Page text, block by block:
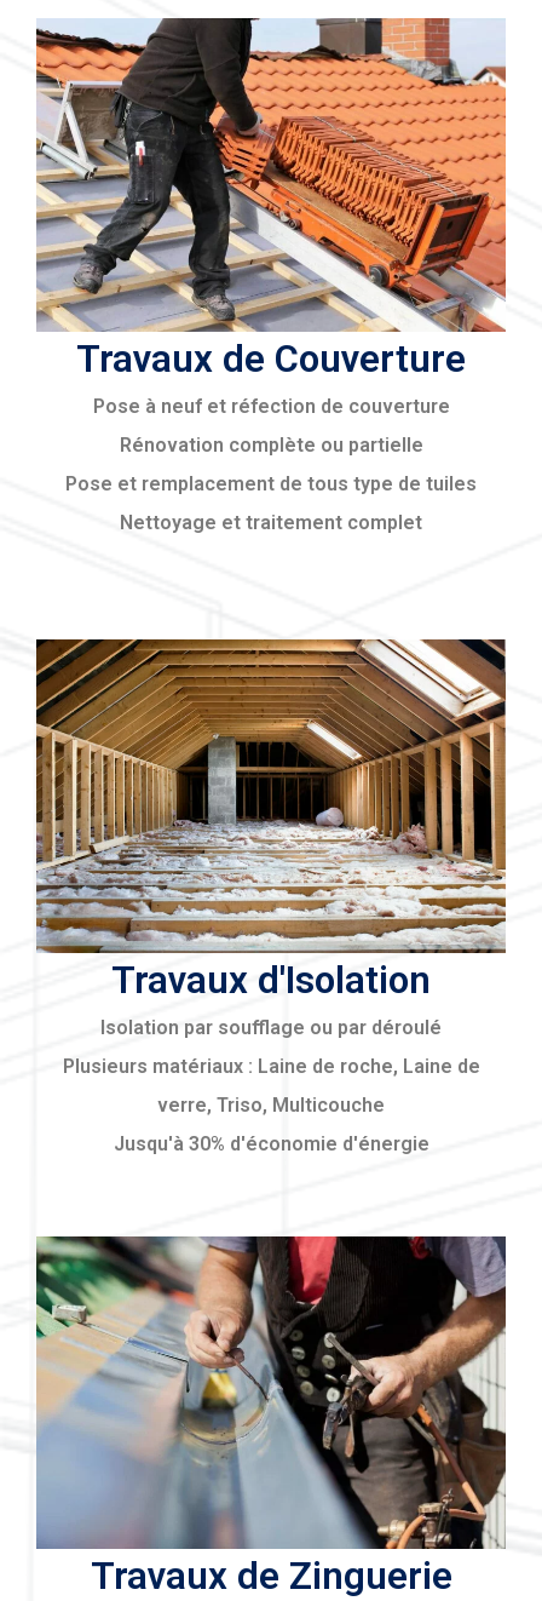
Travaux de Couverture
Pose à neuf et réfection de couverture
Rénovation complète ou partielle
Pose et remplacement de tous type de tuiles
Nettoyage et traitement complet
Travaux d'Isolation
Isolation par soufflage ou par déroulé
Plusieurs matériaux : Laine de roche, Laine de
verre, Triso, Multicouche
Jusqu'à 30% d'économie d'énergie
Travaux de Zinguerie